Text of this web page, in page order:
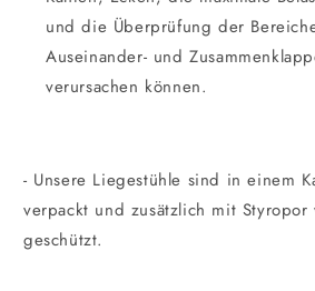
und die Überprüfung der
Auseinander- und
verursachen können.
- Unsere Liegestühle sind in einem
verpackt und zusätzlich mit Styropor
geschützt.